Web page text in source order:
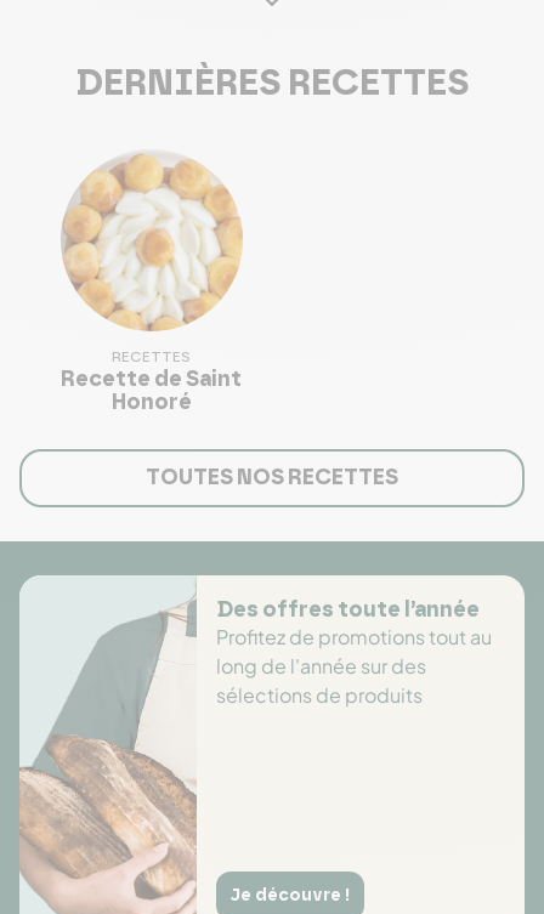
DERNIÈRES RECETTES
RECETTES
Recette de Saint
Honoré
TOUTES NOS RECETTES
Des offres toute l’année
Profitez de promotions tout au
long de l'année sur des
sélections de produits
Je découvre !